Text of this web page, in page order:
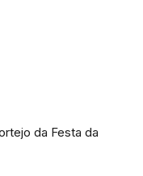
da Festa da